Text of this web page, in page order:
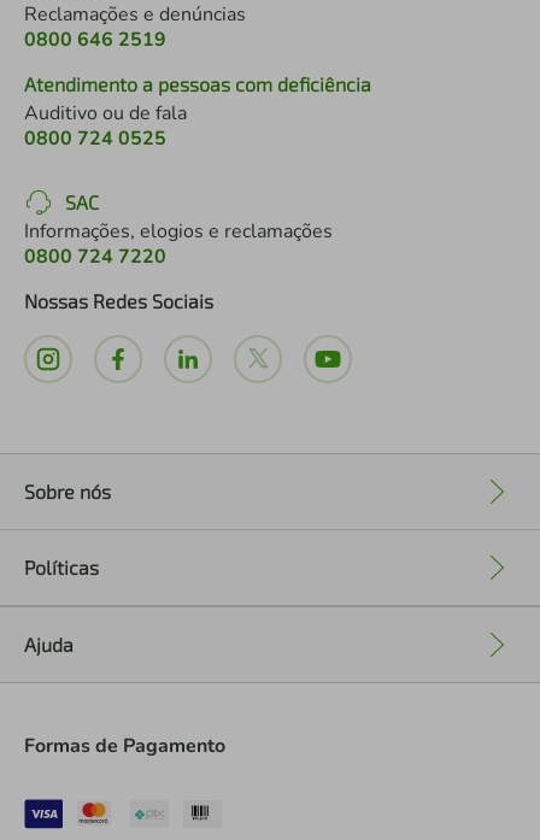
Reclamações e denúncias
0800 646 2519
Atendimento a pessoas com deficiência
Auditivo ou de fala
0800 724 0525
SAC
Informações, elogios e reclamações
0800 724 7220
Nossas Redes Sociais
Sobre nós
Políticas
Ajuda
Formas de Pagamento